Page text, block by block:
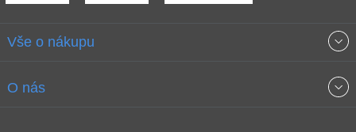
Vše o nákupu
Obchodní podmínky
O nás